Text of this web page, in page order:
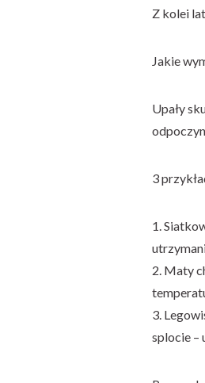
Z kolei
Jakie
Upały
3
1.
2. Maty
3.
splocie –